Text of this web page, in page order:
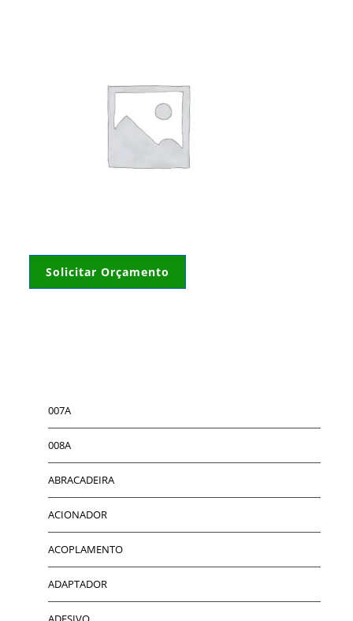
Solicitar Orçamento
007A
008A
ABRACADEIRA
ACIONADOR
ACOPLAMENTO
ADAPTADOR